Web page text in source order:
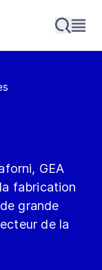
GEA
fabrication
grande
de la